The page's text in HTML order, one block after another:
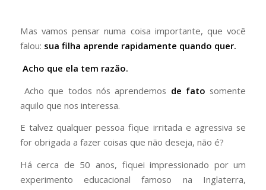
Mas vamos pensar numa coisa importante, que você
falou: sua filha aprende rapidamente quando quer.
Acho que ela tem razão.
Acho que todos nós aprendemos de fato somente
aquilo que nos interessa.
E talvez qualquer pessoa fique irritada e agressiva se
for obrigada a fazer coisas que não deseja, não é?
Há cerca de 50 anos, fiquei impressionado por um
experimento educacional famoso na Inglaterra,